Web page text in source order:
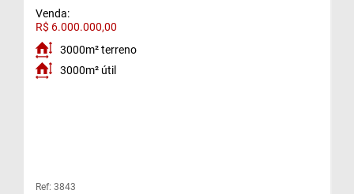
Venda:
R$ 6.000.000,00
3000m² terreno
3000m² útil
Ref: 3843